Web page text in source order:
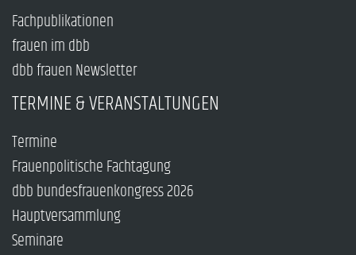
Fachpublikationen
frauen im dbb
dbb frauen Newsletter
TERMINE & VERANSTALTUNGEN
Termine
Frauenpolitische Fachtagung
dbb bundesfrauenkongress 2026
Hauptversammlung
Seminare